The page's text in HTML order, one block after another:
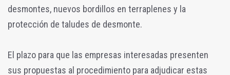
desmontes, nuevos bordillos en terraplenes y la
protección de taludes de desmonte.
El plazo para que las empresas interesadas presenten
sus propuestas al procedimiento para adjudicar estas